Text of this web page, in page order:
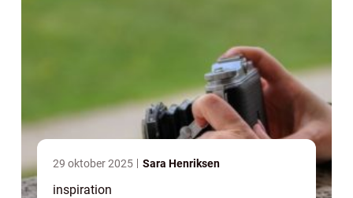
29 oktober 2025 Sara Henriksen
inspiration